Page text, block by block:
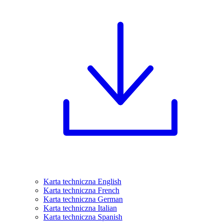
Karta techniczna English
Karta techniczna French
Karta techniczna German
Karta techniczna Italian
Karta techniczna Spanish